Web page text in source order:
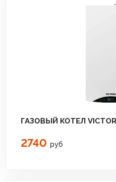
ГАЗОВЫЙ КОТЕЛ
2740 руб